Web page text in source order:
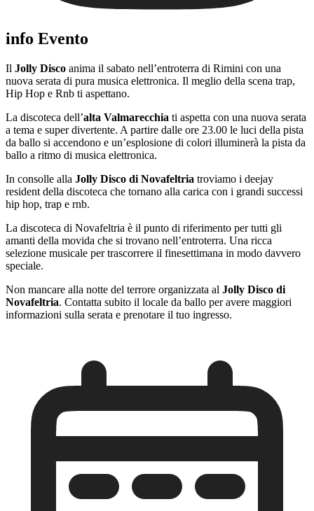
info Evento
Il Jolly Disco anima il sabato nell’entroterra di Rimini con una
nuova serata di pura musica elettronica. Il meglio della scena trap,
Hip Hop e Rnb ti aspettano.
La discoteca dell’alta Valmarecchia ti aspetta con una nuova serata
a tema e super divertente. A partire dalle ore 23.00 le luci della pista
da ballo si accendono e un’esplosione di colori illuminerà la pista da
ballo a ritmo di musica elettronica.
In consolle alla Jolly Disco di Novafeltria troviamo i deejay
resident della discoteca che tornano alla carica con i grandi successi
hip hop, trap e rnb.
La discoteca di Novafeltria è il punto di riferimento per tutti gli
amanti della movida che si trovano nell’entroterra. Una ricca
selezione musicale per trascorrere il finesettimana in modo davvero
speciale.
Non mancare alla notte del terrore organizzata al Jolly Disco di
Novafeltria. Contatta subito il locale da ballo per avere maggiori
informazioni sulla serata e prenotare il tuo ingresso.